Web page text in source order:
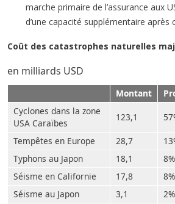
marche primaire de l’assurance aux
d’une capacité supplémentaire après
Coût des catastrophes naturelles
en milliards USD
Montant
Cyclones dans la zone
USA Caraïbes
123,1
Tempêtes en Europe 28,7
Typhons au Japon
18,1
8%
Séisme en Californie
17,8
8%
Séisme au Japon
3,1 2%